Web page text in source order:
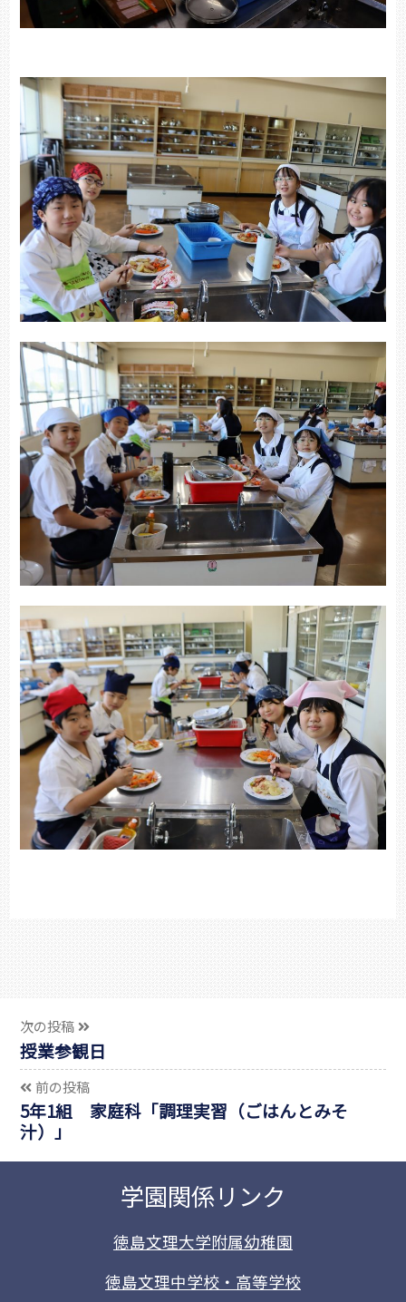
次の投稿
授業参観日
前の投稿
5年1組 家庭科「調理実習（ごはんとみそ
汁）」
学園関係リンク
徳島文理大学附属幼稚園
徳島文理中学校・高等学校